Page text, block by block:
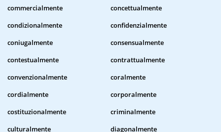
commercialmente
concettualmente
condizionalmente
confidenzialmente
coniugalmente
consensualmente
contestualmente
contrattualmente
convenzionalmente
coralmente
cordialmente
corporalmente
costituzionalmente
criminalmente
culturalmente
diagonalmente